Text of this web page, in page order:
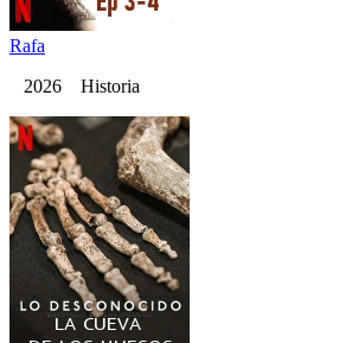
Rafa
2026 Historia